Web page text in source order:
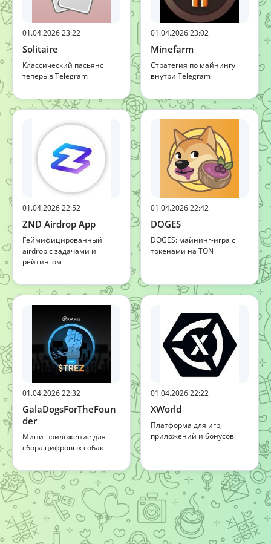
01.04.2026 23:22
Solitaire
Классический пасьянс
теперь в Telegram
01.04.2026 23:02
Minefarm
Стратегия по майнингу
внутри Telegram
01.04.2026 22:52
ZND Airdrop App
Геймифицированный
airdrop с задачами и
рейтингом
01.04.2026 22:42
DOGES
DOGES: майнинг-игра с
токенами на TON
01.04.2026 22:32
GalaDogsForTheFoun
der
Мини-приложение для
сбора цифровых собак
01.04.2026 22:22
XWorld
Платформа для игр,
приложений и бонусов.